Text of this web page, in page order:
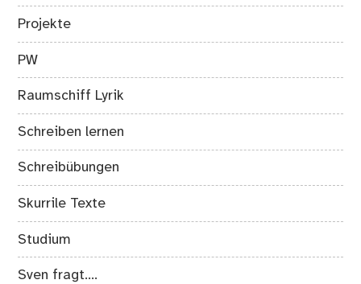
Projekte
PW
Raumschiff Lyrik
Schreiben lernen
Schreibübungen
Skurrile Texte
Studium
Sven fragt….